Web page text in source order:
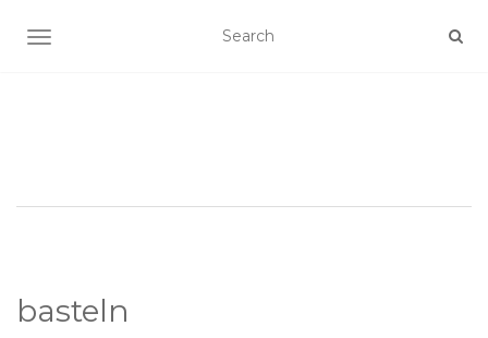
SCHALTE NAVIGATION
basteln